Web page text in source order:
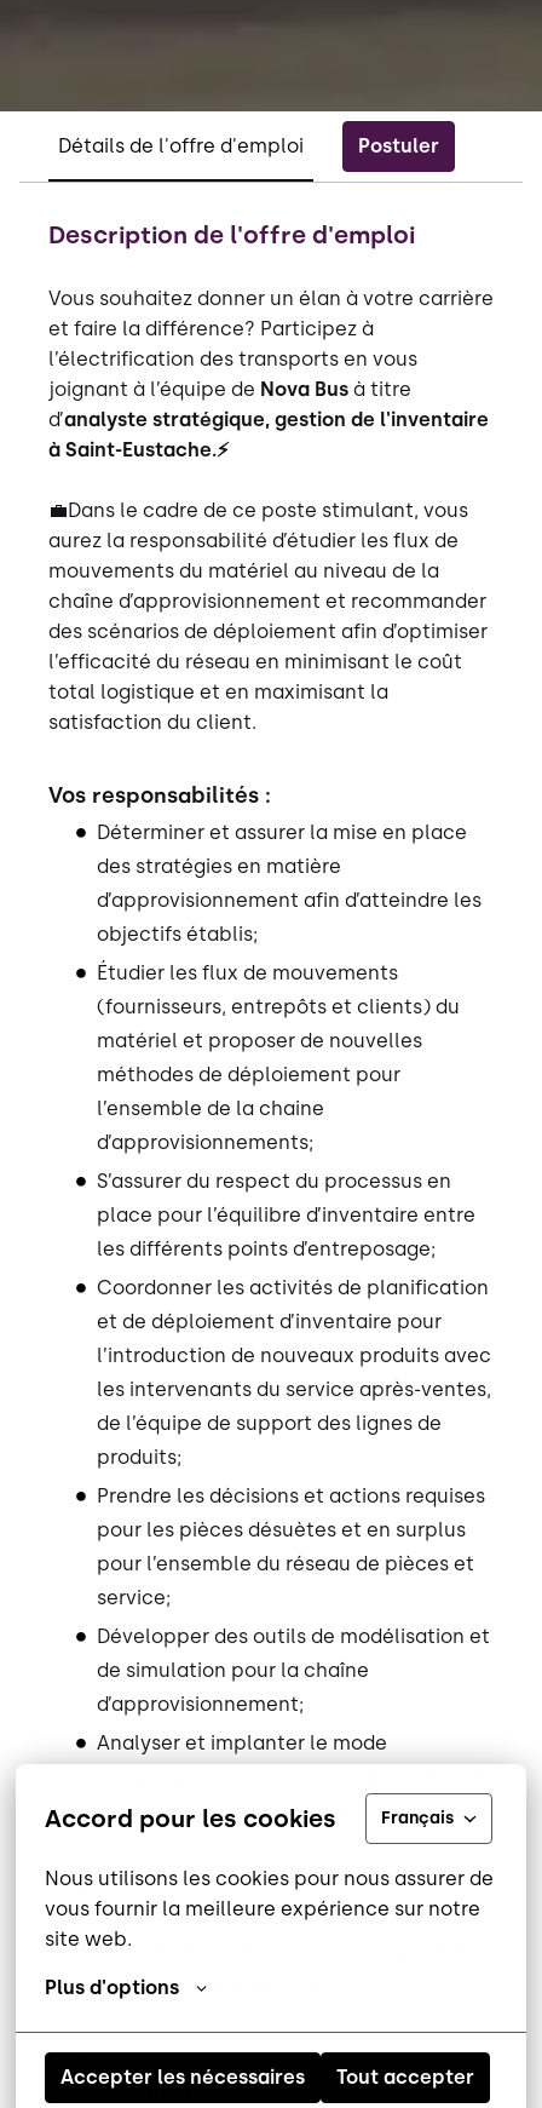
Accord pour les cookies Français
Nous utilisons les cookies pour nous assurer de
vous fournir la meilleure expérience sur notre
site web.
Plus d'options
Accepter les nécessaires Tout accepter
Détails de l'offre d'emploi Postuler
Description de l'offre d'emploi
Vous souhaitez donner un élan à votre carrière
et faire la différence? Participez à
l’électrification des transports en vous
joignant à l’équipe de Nova Bus à titre
d’analyste stratégique, gestion de l'inventaire
à Saint-Eustache.⚡
💼Dans le cadre de ce poste stimulant, vous
aurez la responsabilité d’étudier les flux de
mouvements du matériel au niveau de la
chaîne d’approvisionnement et recommander
des scénarios de déploiement afin d’optimiser
l’efficacité du réseau en minimisant le coût
total logistique et en maximisant la
satisfaction du client.
Vos responsabilités :
Déterminer et assurer la mise en place
des stratégies en matière
d’approvisionnement afin d’atteindre les
objectifs établis;
Étudier les flux de mouvements
(fournisseurs, entrepôts et clients) du
matériel et proposer de nouvelles
méthodes de déploiement pour
l’ensemble de la chaine
d’approvisionnements;
S’assurer du respect du processus en
place pour l’équilibre d’inventaire entre
les différents points d’entreposage;
Coordonner les activités de planification
et de déploiement d’inventaire pour
l’introduction de nouveaux produits avec
les intervenants du service après-ventes,
de l’équipe de support des lignes de
produits;
Prendre les décisions et actions requises
pour les pièces désuètes et en surplus
pour l’ensemble du réseau de pièces et
service;
Développer des outils de modélisation et
de simulation pour la chaîne
d’approvisionnement;
Analyser et implanter le mode
des fournisseurs en fonction des besoins
S'assurer que les paramètres du système
d'approvisionnement sont mis à jour
selon les nouvelles données disponibles
afin d'optimiser la chaîne
S’occuper du contrôle budgétaire de
l’inventaire;